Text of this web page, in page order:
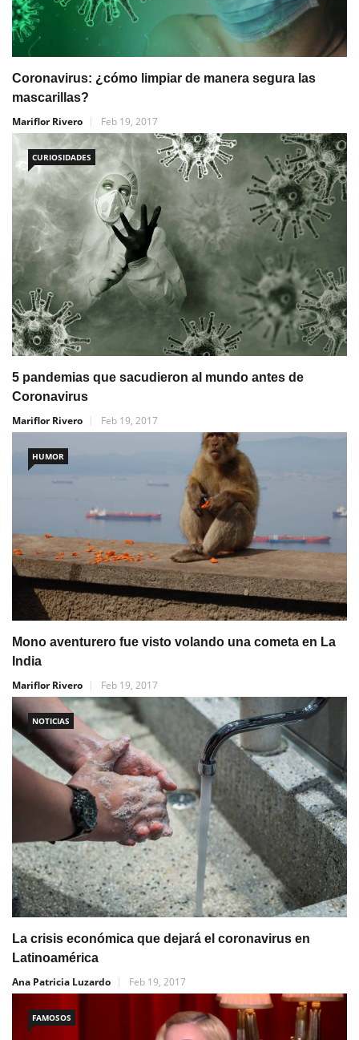
Coronavirus: ¿cómo limpiar de manera segura las
mascarillas?
Mariflor Rivero
Feb 19, 2017
CURIOSIDADES
5 pandemias que sacudieron al mundo antes de
Coronavirus
Mariflor Rivero
Feb 19, 2017
HUMOR
Mono aventurero fue visto volando una cometa en La
India
Mariflor Rivero
Feb 19, 2017
NOTICIAS
La crisis económica que dejará el coronavirus en
Latinoamérica
Ana Patricia Luzardo
Feb 19, 2017
FAMOSOS